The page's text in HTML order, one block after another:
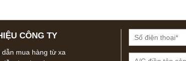
CÔNG TY
dẫn mua hàng từ xa